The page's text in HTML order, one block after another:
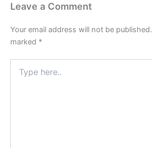
Leave a Comment
Your email address will not be published.
marked *
here..